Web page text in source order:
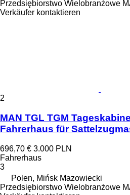
Przedsiębiorstwo Wielobranżowe
Verkäufer kontaktieren
2
MAN TGL TGM
Fahrerhaus für
696,70 € 3.000 PLN
Fahrerhaus
3
Polen, Mińsk Mazowiecki
Przedsiębiorstwo Wielobranżowe